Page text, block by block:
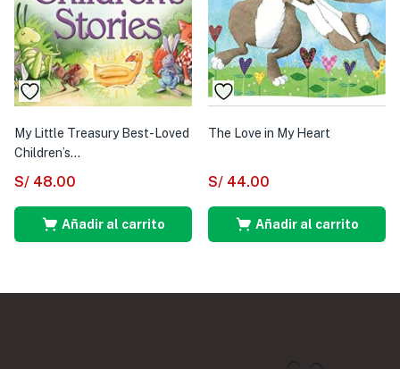
My Little Treasury Best-Loved
Children’s...
S/ 48.00
Añadir al carrito
The Love in My Heart
S/ 44.00
Añadir al carrito